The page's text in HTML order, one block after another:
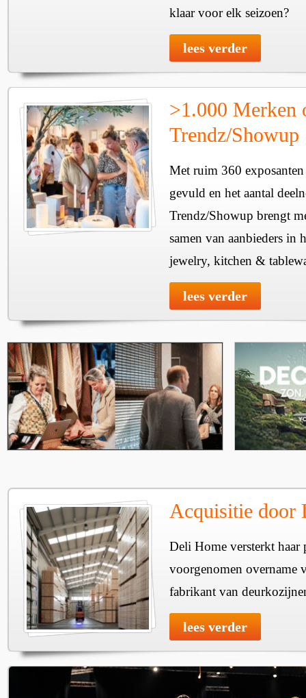
klaar voor elk seizoen?
lees verder
>1.000 Merken
Trendz/Showup
Met ruim 360
gevuld en het aantal
Trendz/Showup brengt
samen van aanbieders in
jewelry, kitchen &
lees verder
Acquisitie door
Deli Home versterkt haar
voorgenomen overname
fabrikant van
lees verder